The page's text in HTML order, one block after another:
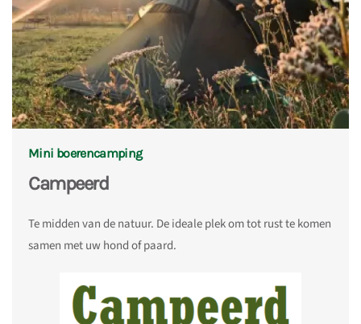
Mini boerencamping
Campeerd
Te midden van de natuur. De ideale plek om tot rust te komen
samen met uw hond of paard.